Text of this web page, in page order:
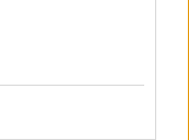
carico a